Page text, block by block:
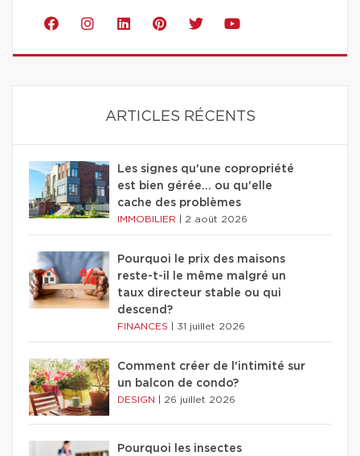
ARTICLES RÉCENTS
Les signes qu'une copropriété
est bien gérée… ou qu'elle
cache des problèmes
IMMOBILIER 2 août 2026
Pourquoi le prix des maisons
reste-t-il le même malgré un
taux directeur stable ou qui
descend?
FINANCES 31 juillet 2026
Comment créer de l'intimité sur
un balcon de condo?
DESIGN 26 juillet 2026
Pourquoi les insectes